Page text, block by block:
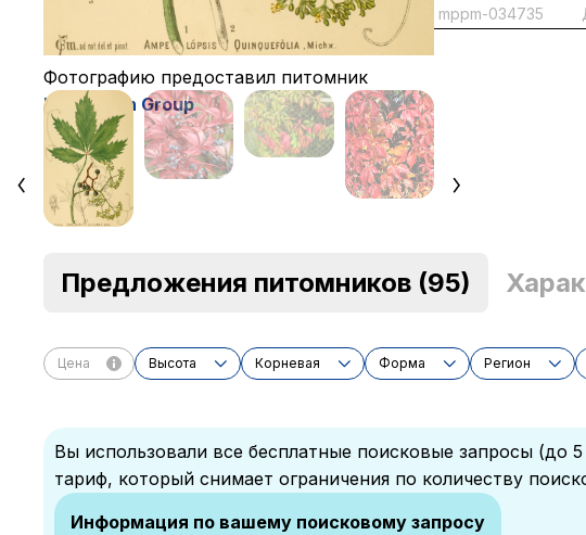
Фотографию предоставил питомник
ProGarden Group
mppm-034735
Предложения питомников (95)
Цена Высота Корневая Форма Регион
Вы использовали все бесплатные поисковые запросы (до
тариф, который снимает ограничения по количеству
Информация по вашему поисковому запросу